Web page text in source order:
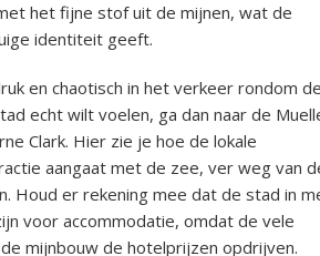
het fijne stof uit de mijnen, wat de
identiteit geeft.
en chaotisch in het verkeer rondom
echt wilt voelen, ga dan naar de
Clark. Hier zie je hoe de lokale
aangaat met de zee, ver weg van
Houd er rekening mee dat de stad in
voor accommodatie, omdat de vele
mijnbouw de hotelprijzen opdrijven.